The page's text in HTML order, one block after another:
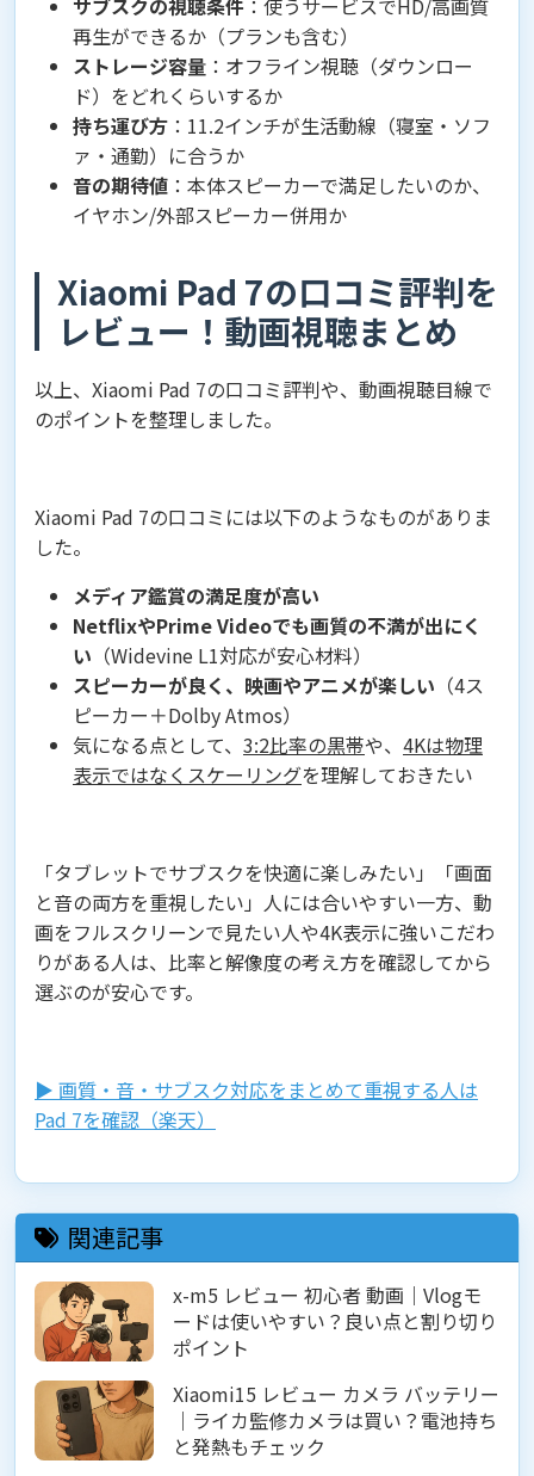
サブスクの視聴条件 ：使うサービスでHD/高画質
再生ができるか（プランも含む）
ストレージ容量 ：オフライン視聴（ダウンロー
ド）をどれくらいするか
持ち運び方 ：11.2インチが生活動線（寝室・ソフ
ァ・通勤）に合うか
音の期待値 ：本体スピーカーで満足したいのか、
イヤホン/外部スピーカー併用か
Xiaomi Pad 7の口コミ評判を
レビュー！動画視聴まとめ
以上、Xiaomi Pad 7の口コミ評判や、動画視聴目線で
のポイントを整理しました。
Xiaomi Pad 7の口コミには以下のようなものがありま
した。
メディア鑑賞の満足度が高い
NetflixやPrime Videoでも画質の不満が出にく
い （Widevine L1対応が安心材料）
スピーカーが良く、映画やアニメが楽しい （4ス
ピーカー＋Dolby Atmos）
気になる点として、 3:2比率の黒帯や、 4Kは物理
表示ではなくスケーリングを理解しておきたい
「タブレットでサブスクを快適に楽しみたい」「画面
と音の両方を重視したい」人には合いやすい一方、動
画をフルスクリーンで見たい人や4K表示に強いこだわ
りがある人は、比率と解像度の考え方を確認してから
選ぶのが安心です。
▶︎ 画質・音・サブスク対応をまとめて重視する人は
Pad 7を確認（楽天）
関連記事
x-m5 レビュー 初心者 動画｜Vlogモ
ードは使いやすい？良い点と割り切り
ポイント
Xiaomi15 レビュー カメラ バッテリー
｜ライカ監修カメラは買い？電池持ち
と発熱もチェック